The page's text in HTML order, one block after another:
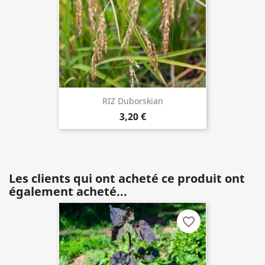
RIZ Duborskian
3,20 €
Les clients qui ont acheté ce produit ont
également acheté...
favorite_border